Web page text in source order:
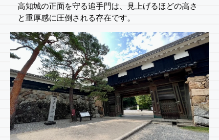
高知城の正面を守る追手門は、見上げるほどの高さ
と重厚感に圧倒される存在です。